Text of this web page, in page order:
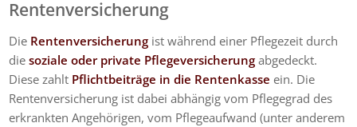
Rentenversicherung
Die Rentenversicherung ist während einer Pflegezeit durch
diesoziale oder private Pflegeversicherung abgedeckt.
Diese zahlt Pflichtbeiträge in die Rentenkasse ein. Die
Rentenversicherung ist dabei abhängig vom Pflegegrad des
erkrankten Angehörigen, vom Pflegeaufwand (unter anderem